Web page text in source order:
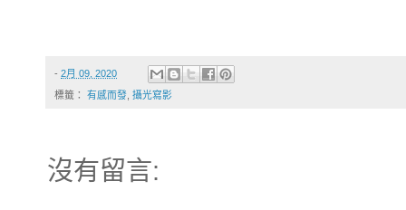
- 2月 09, 2020
標籤： 有感而發 攝光寫影
沒有留言: